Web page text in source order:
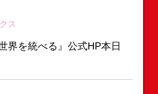
ス
界を統べる』公式HP本日